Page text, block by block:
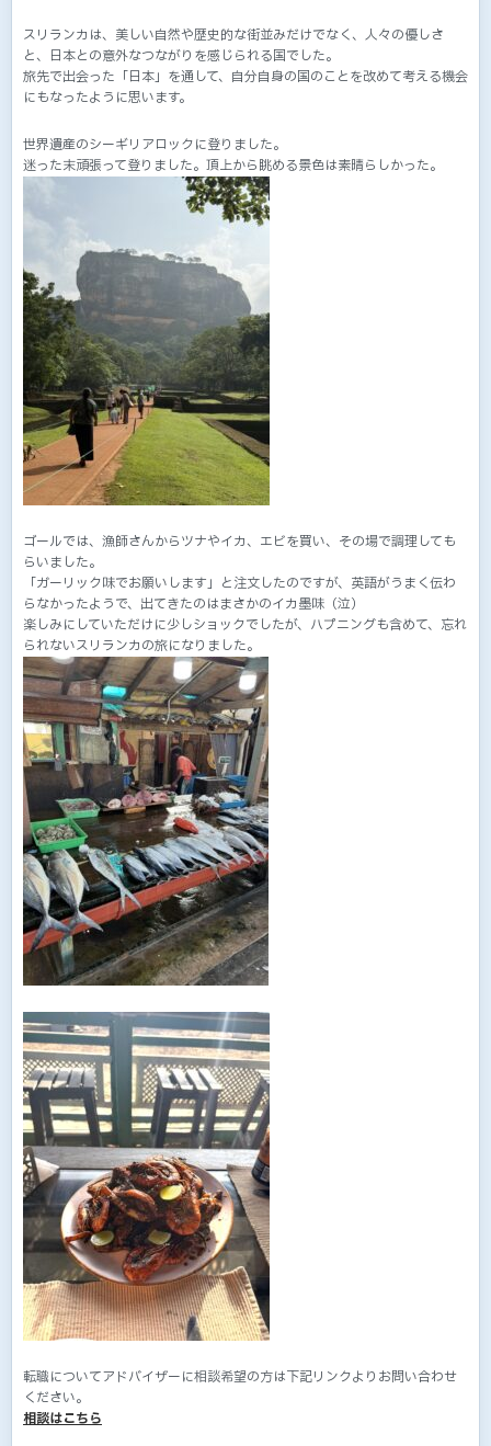
スリランカは、美しい自然や歴史的な街並みだけでなく、人々の優しさ
と、日本との意外なつながりを感じられる国でした。
旅先で出会った「日本」を通して、自分自身の国のことを改めて考える機会
にもなったように思います。
世界遺産のシーギリアロックに登りました。
迷った末頑張って登りました。頂上から眺める景色は素晴らしかった。
ゴールでは、漁師さんからツナやイカ、エビを買い、その場で調理しても
らいました。
「ガーリック味でお願いします」と注文したのですが、英語がうまく伝わ
らなかったようで、出てきたのはまさかのイカ墨味（泣）
楽しみにしていただけに少しショックでしたが、ハプニングも含めて、忘れ
られないスリランカの旅になりました。
転職についてアドバイザーに相談希望の方は下記リンクよりお問い合わせ
ください。
相談はこちら